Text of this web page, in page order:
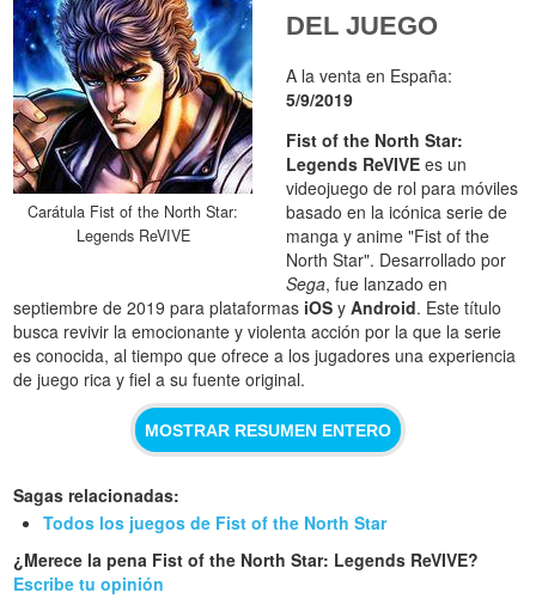
Carátula Fist of the North Star:
Legends ReVIVE
DEL JUEGO
A la venta en España:
5/9/2019
Fist of the North Star:
Legends ReVIVE es un
videojuego de rol para móviles
basado en la icónica serie de
manga y anime "Fist of the
North Star". Desarrollado por
Sega, fue lanzado en
septiembre de 2019 para plataformas iOS yAndroid. Este título
busca revivir la emocionante y violenta acción por la que la serie
es conocida, al tiempo que ofrece a los jugadores una experiencia
de juego rica y fiel a su fuente original.
MOSTRAR RESUMEN ENTERO
Sagas relacionadas:
Todos los juegos de Fist of the North Star
¿Merece la pena Fist of the North Star: Legends ReVIVE?
Escribe tu opinión